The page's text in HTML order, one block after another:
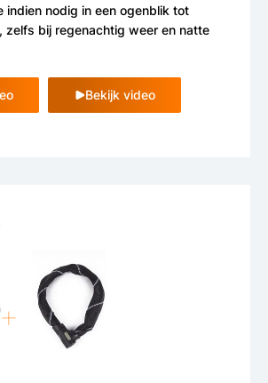
indien nodig in een ogenblik tot
zelfs bij regenachtig weer en natte
Bekijk video